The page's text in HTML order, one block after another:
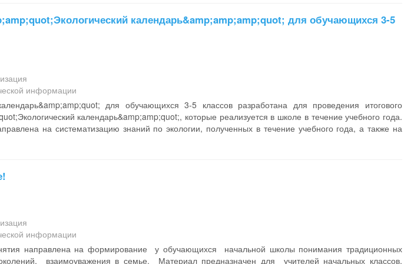
календарь&amp;amp;amp;quot; для обучающихся 3-5
информации
для обучающихся 3-5 классов разработана для проведения итогового
календарь&amp;amp;quot;, которые реализуется в школе в течение учебного года.
на систематизацию знаний по экологии, полученных в течение учебного года, а также на
информации
направлена на формирование у обучающихся начальной школы понимания традиционных
взаимоуважения в семье. Материал предназначен для учителей начальных классов,